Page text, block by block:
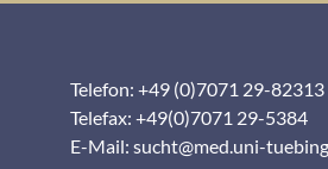
Telefon: +49 (0)7071 29-82313
Telefax: +49(0)7071 29-5384
E-Mail: sucht@med.uni-